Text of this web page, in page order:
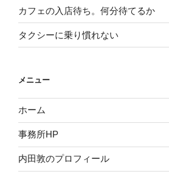
カフェの入店待ち。何分待てるか
タクシーに乗り慣れない
メニュー
ホーム
事務所HP
内田敦のプロフィール